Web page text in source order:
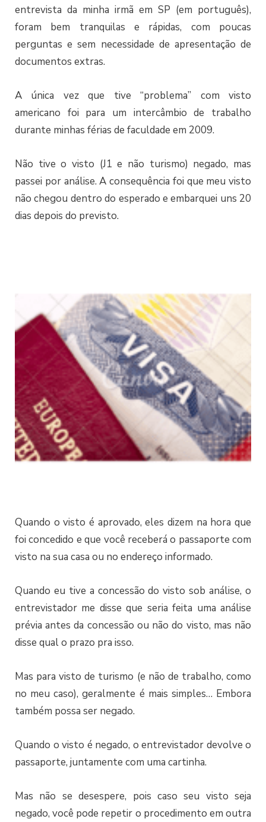
entrevista da minha irmã em SP (em português),
foram bem tranquilas e rápidas, com poucas
perguntas e sem necessidade de apresentação de
documentos extras.
A única vez que tive “problema” com visto
americano foi para um intercâmbio de trabalho
durante minhas férias de faculdade em 2009.
Não tive o visto (J1 e não turismo) negado, mas
passei por análise. A consequência foi que meu visto
não chegou dentro do esperado e embarquei uns 20
dias depois do previsto.
Quando o visto é aprovado, eles dizem na hora que
foi concedido e que você receberá o passaporte com
visto na sua casa ou no endereço informado.
Quando eu tive a concessão do visto sob análise, o
entrevistador me disse que seria feita uma análise
prévia antes da concessão ou não do visto, mas não
disse qual o prazo pra isso.
Mas para visto de turismo (e não de trabalho, como
no meu caso), geralmente é mais simples… Embora
também possa ser negado.
Quando o visto é negado, o entrevistador devolve o
passaporte, juntamente com uma cartinha.
Mas não se desespere, pois caso seu visto seja
negado, você pode repetir o procedimento em outra